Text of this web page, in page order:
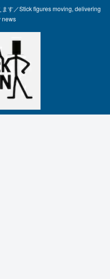
す／Stick figures moving, delivering
news